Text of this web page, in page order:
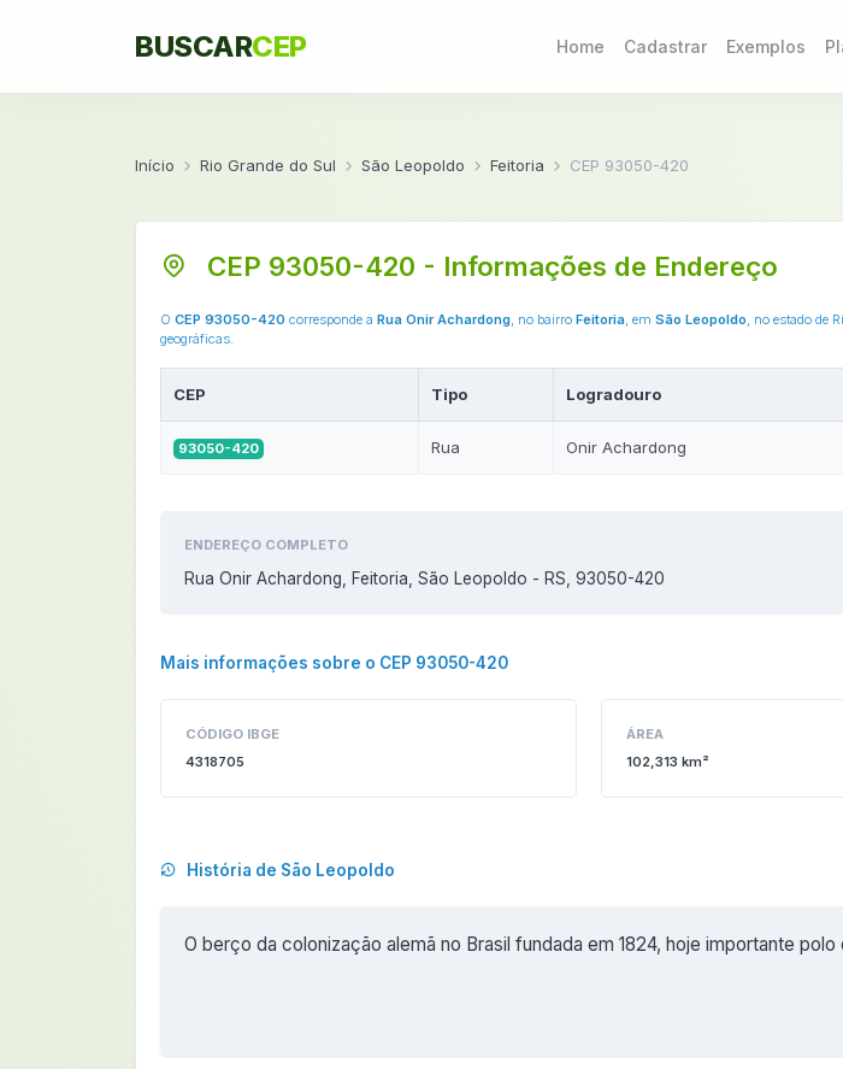
BUSCARCEP Home Cadastrar Exemplos
Início Rio Grande do Sul São Leopoldo Feitoria CEP 93050-420
CEP 93050-420 - Informações de Endereço
O CEP 93050-420 corresponde a Rua Onir Achardong, no bairro Feitoria, em São Leopoldo, no estado de
geográficas.
CEP Tipo Logradouro
93050-420 Rua Onir Achardong
ENDEREÇO COMPLETO
Rua Onir Achardong, Feitoria, São Leopoldo - RS, 93050-420
Mais informações sobre o CEP 93050-420
CÓDIGO IBGE
4318705
ÁREA
102,313 km²
História de São Leopoldo
O berço da colonização alemã no Brasil fundada em 1824, hoje importante